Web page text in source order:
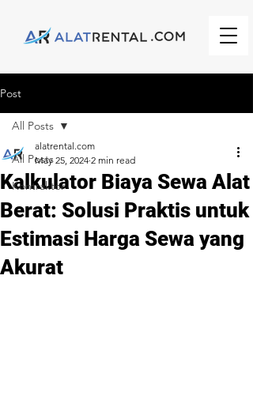
Post
All Posts
Kontraktor
All Posts
Kalkulator Biaya Sewa Alat
Berat: Solusi Praktis untuk
Estimasi Harga Sewa yang
Akurat
alatrental.com
May 25, 2024 2 min read